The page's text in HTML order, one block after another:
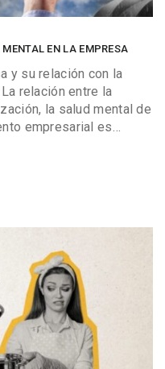
EN LA EMPRESA
y su relación con la
relación entre la
la salud mental de
empresarial es…